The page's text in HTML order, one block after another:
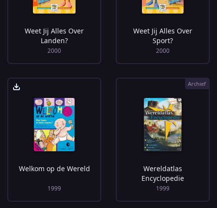
Weet Jij Alles Over
Landen?
2000
Weet Jij Alles Over
Sport?
2000
Welkom op de Wereld
1999
Wereldatlas
Encyclopedie
1999
Archief